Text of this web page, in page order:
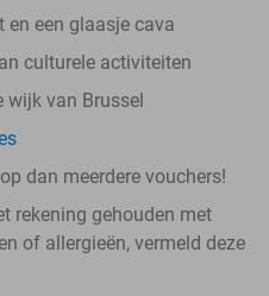
een glaasje cava
culturele activiteiten
wijk van Brussel
dan meerdere vouchers!
rekening gehouden met
of allergieën, vermeld deze